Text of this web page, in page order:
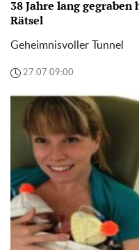
38 Jahre lang
Rätsel
Geheimnisvoller Tunnel
27.07 09:00